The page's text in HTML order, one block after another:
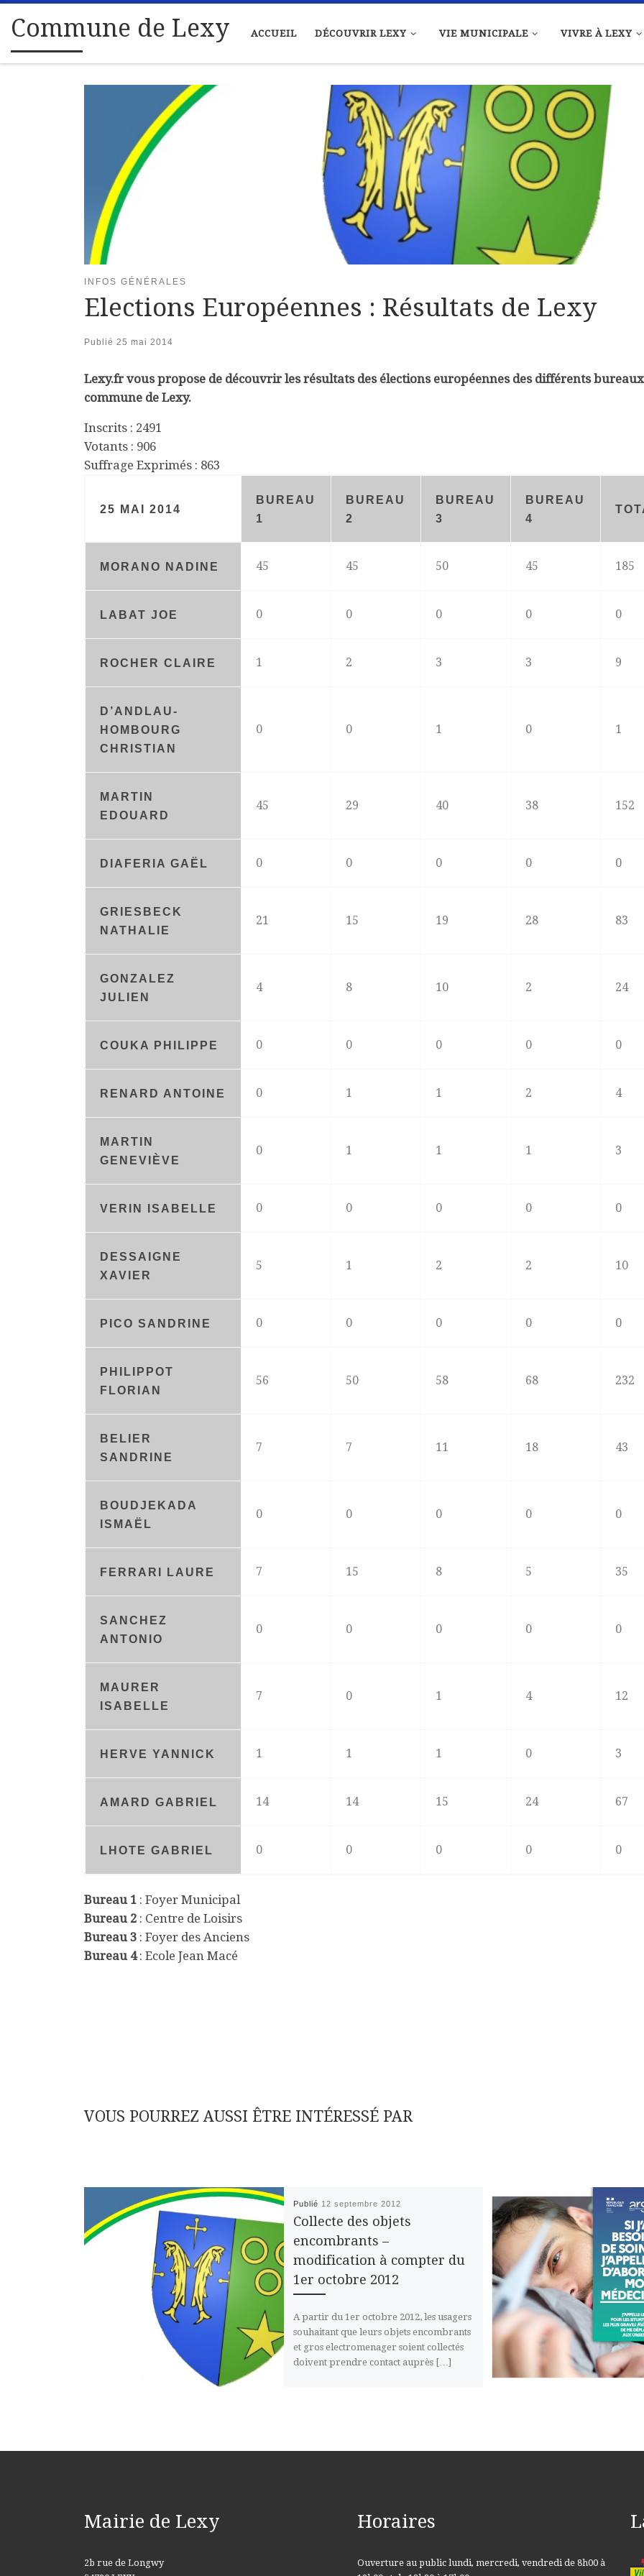
Passer au contenu
Commune de Lexy ACCUEIL DÉCOUVRIR LEXY VIE MUNICIPALE VIVRE À LEXY
INFOS GÉNÉRALES
Elections Européennes : Résultats de Lexy
Publié 25 mai 2014
Lexy.fr vous propose de découvrir les résultats des élections européennes des différents
commune de Lexy.
Inscrits : 2491
Votants : 906
Suffrage Exprimés : 863
25 MAI 2014
BUREAU
1
BUREAU
2
BUREAU
3
BUREAU
4
MORANO NADINE 45 45 50 45 185
LABAT JOE 0 0 0 0 0
ROCHER CLAIRE 1 2 3 3 9
D’ANDLAU-
HOMBOURG
CHRISTIAN
0 0 1 0 1
MARTIN
EDOUARD
45 29 40 38 152
DIAFERIA GAËL 0 0 0 0 0
GRIESBECK
NATHALIE
21 15 19 28 83
GONZALEZ
JULIEN
4 8 10 2 24
COUKA PHILIPPE 0 0 0 0 0
RENARD ANTOINE 0 1 1 2 4
MARTIN
GENEVIÈVE
0 1 1 1 3
VERIN ISABELLE 0 0 0 0 0
DESSAIGNE
XAVIER
5 1 2 2 10
PICO SANDRINE 0 0 0 0 0
PHILIPPOT
FLORIAN
56 50 58 68 232
BELIER
SANDRINE
7 7 11 18 43
BOUDJEKADA
ISMAËL
0 0 0 0 0
FERRARI LAURE 7 15 8 5 35
SANCHEZ
ANTONIO
0 0 0 0 0
MAURER
ISABELLE
7 0 1 4 12
HERVE YANNICK 1 1 1 0 3
AMARD GABRIEL 14 14 15 24 67
LHOTE GABRIEL 0 0 0 0 0
Bureau 1 : Foyer Municipal
Bureau 2 : Centre de Loisirs
Bureau 3 : Foyer des Anciens
Bureau 4: Ecole Jean Macé
VOUS POURREZ AUSSI ÊTRE INTÉRESSÉ PAR
Publié 12 septembre 2012
Collecte des objets
encombrants –
modification à compter du
1er octobre 2012
A partir du 1er octobre 2012, les usagers
souhaitant que leurs objets encombrants
et gros electromenager soient collectés
doivent prendre contact auprès […]
Mairie de Lexy
2b rue de Longwy
Horaires
Ouverture au public lundi, mercredi, vendredi de 8h00 à